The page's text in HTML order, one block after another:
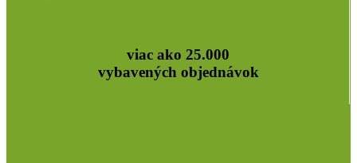
viac ako 25.000
vybavených objednávok